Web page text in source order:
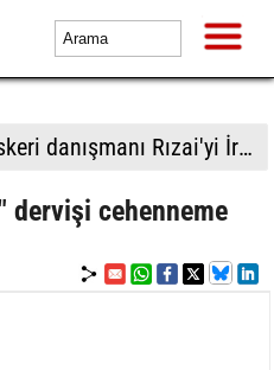
Hamaney, askeri danışmanı Rızai'yi İran Ulusal Güvenlik Yüksek Konseyi Genel Sekreteri olarak görevlendirdi
dervişi cehenneme